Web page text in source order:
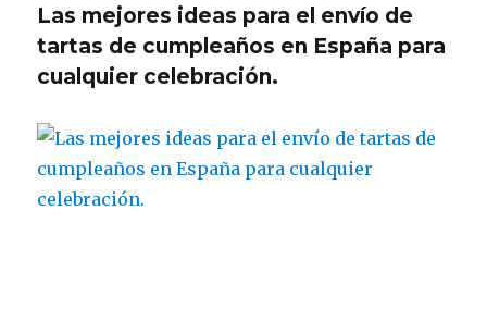
Las mejores ideas para el envío de
tartas de cumpleaños en España para
cualquier celebración.